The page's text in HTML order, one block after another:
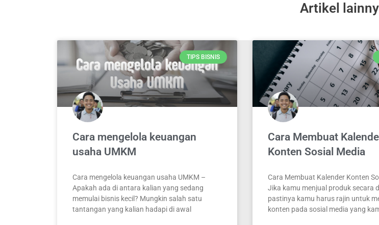
Artikel
TIPS BISNIS
Cara mengelola keuangan
usaha UMKM
Cara mengelola keuangan usaha UMKM –
Apakah ada di antara kalian yang sedang
memulai bisnis kecil? Mungkin salah satu
tantangan yang kalian hadapi di awal
Cara Membuat
Konten Sosial Media
Cara Membuat Kalender Konten
Jika kamu menjual produk secara
pastinya kamu harus rajin untuk
konten pada sosial media yang